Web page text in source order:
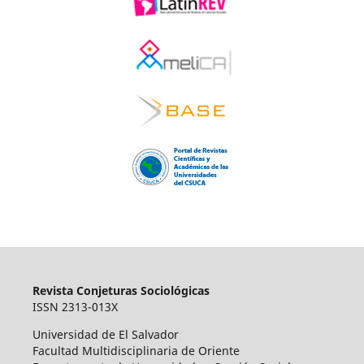
Revista Conjeturas Sociológicas
ISSN 2313-013X
Universidad de El Salvador
Facultad Multidisciplinaria de Oriente